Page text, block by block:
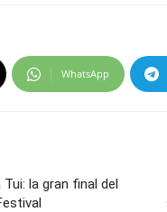
WhatsApp
la gran final del